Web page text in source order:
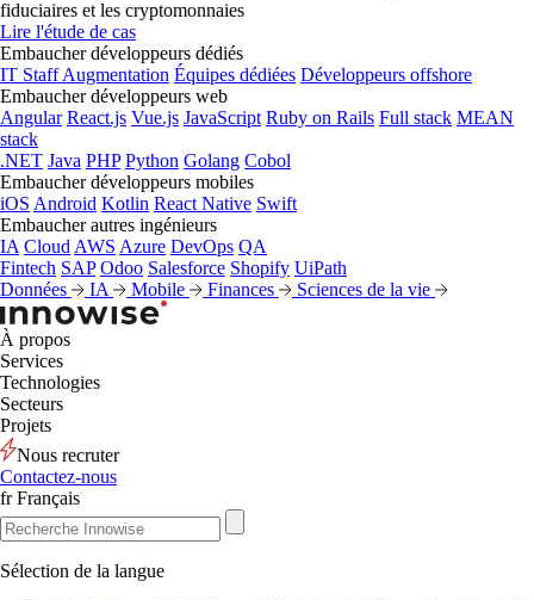
fiduciaires et les cryptomonnaies
Lire l'étude de cas
Embaucher développeurs dédiés
IT Staff Augmentation Équipes dédiées Développeurs offshore
Embaucher développeurs web
Angular React.js Vue.js JavaScript Ruby on Rails Full stack MEAN
stack
.NET Java PHP Python Golang Cobol
Embaucher développeurs mobiles
iOS Android Kotlin React Native Swift
Embaucher autres ingénieurs
IA Cloud AWS Azure DevOps QA
Fintech SAP Odoo Salesforce Shopify UiPath
Données
IA Mobile Finances Sciences de la vie
À propos
Services
Technologies
Secteurs
Projets
Nous recruter
Contactez-nous
fr Français
Sélection de la langue